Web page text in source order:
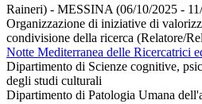
Raineri) - MESSINA (06/10/2025 -
Organizzazione di iniziative di
condivisione della ricerca (Relatore/
Notte Mediterranea delle Ricercatrici
Dipartimento di Scienze cognitive,
degli studi culturali
Dipartimento di Patologia Umana